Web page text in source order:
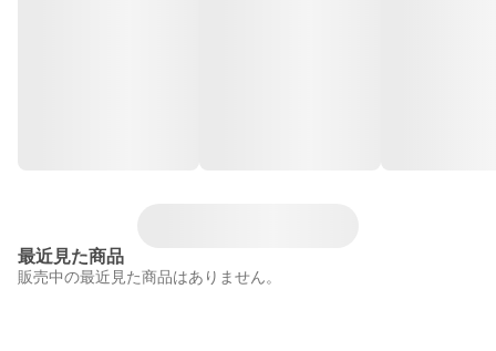
最近見た商品
販売中の最近見た商品はありません。